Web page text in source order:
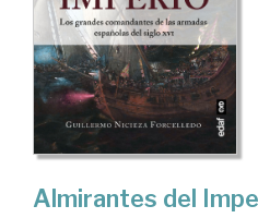
Almirantes del